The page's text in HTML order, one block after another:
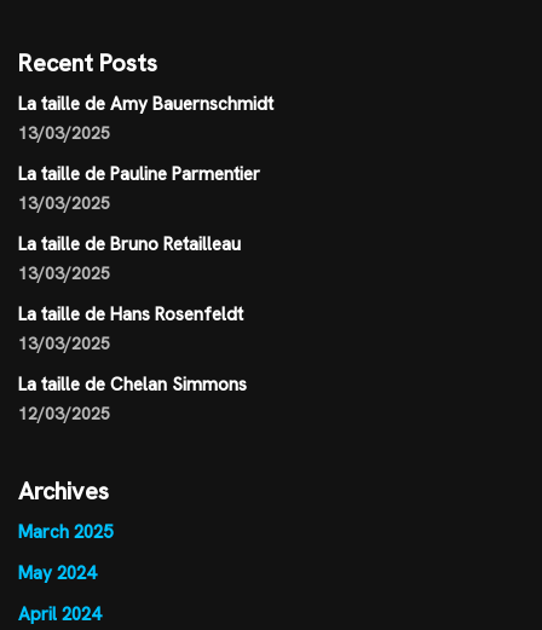
Recent Posts
La taille de Amy Bauernschmidt
13/03/2025
La taille de Pauline Parmentier
13/03/2025
La taille de Bruno Retailleau
13/03/2025
La taille de Hans Rosenfeldt
13/03/2025
La taille de Chelan Simmons
12/03/2025
Archives
March 2025
May 2024
April 2024